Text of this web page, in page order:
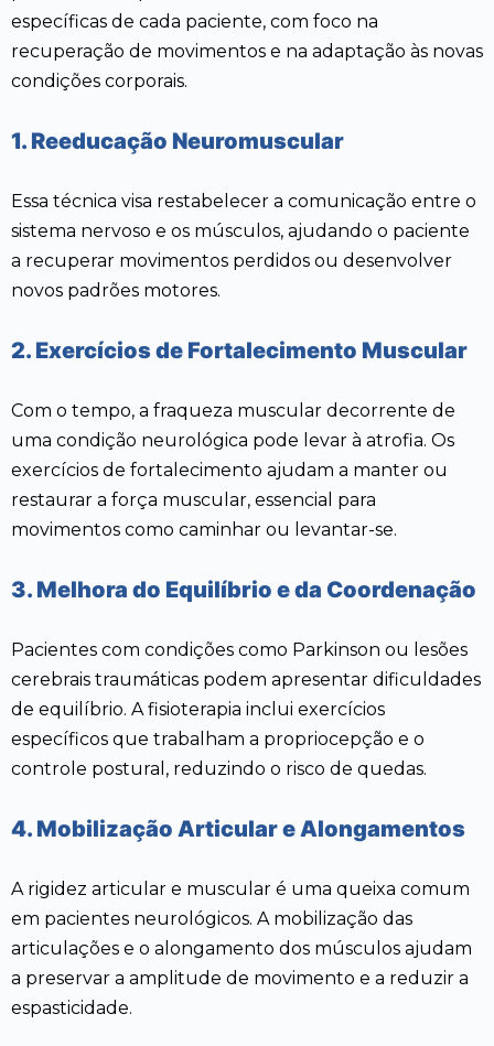
específicas de cada paciente, com foco na
recuperação de movimentos e na adaptação às novas
condições corporais.
1. Reeducação Neuromuscular
Essa técnica visa restabelecer a comunicação entre o
sistema nervoso e os músculos, ajudando o paciente
a recuperar movimentos perdidos ou desenvolver
novos padrões motores.
2. Exercícios de Fortalecimento Muscular
Com o tempo, a fraqueza muscular decorrente de
uma condição neurológica pode levar à atrofia. Os
exercícios de fortalecimento ajudam a manter ou
restaurar a força muscular, essencial para
movimentos como caminhar ou levantar-se.
3. Melhora do Equilíbrio e da Coordenação
Pacientes com condições como Parkinson ou lesões
cerebrais traumáticas podem apresentar dificuldades
de equilíbrio. A fisioterapia inclui exercícios
específicos que trabalham a propriocepção e o
controle postural, reduzindo o risco de quedas.
4. Mobilização Articular e Alongamentos
A rigidez articular e muscular é uma queixa comum
em pacientes neurológicos. A mobilização das
articulações e o alongamento dos músculos ajudam
a preservar a amplitude de movimento e a reduzir a
espasticidade.